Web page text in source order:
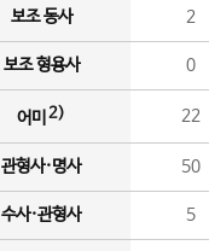
보조 동사 2
보조 형용사 0
어미 2) 22
관형사·명사 50
수사·관형사 5